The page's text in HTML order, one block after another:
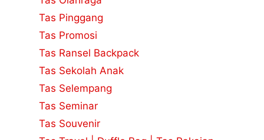
Tas Pinggang
Tas Promosi
Tas Ransel Backpack
Tas Sekolah Anak
Tas Selempang
Tas Seminar
Tas Souvenir